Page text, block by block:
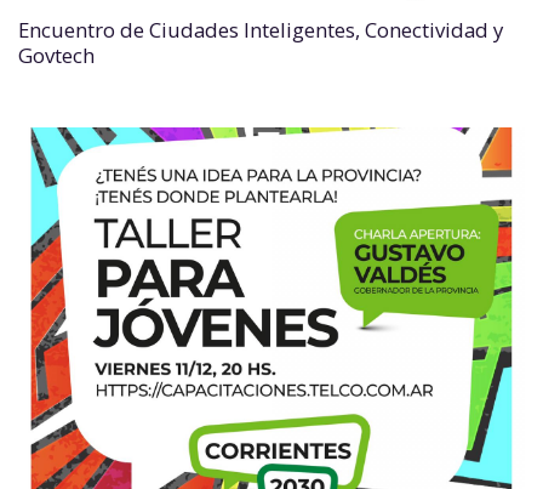
Encuentro de Ciudades Inteligentes, Conectividad y
Govtech